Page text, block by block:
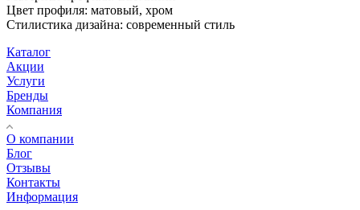
Цвет профиля: матовый, хром
Стилистика дизайна: современный стиль
Каталог
Акции
Услуги
Бренды
Компания
О компании
Блог
Отзывы
Контакты
Информация